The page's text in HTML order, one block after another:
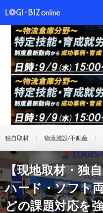
独自取材 物流施設/不動産
【現地取材・独
ハード・ソフト
どの課題対応を